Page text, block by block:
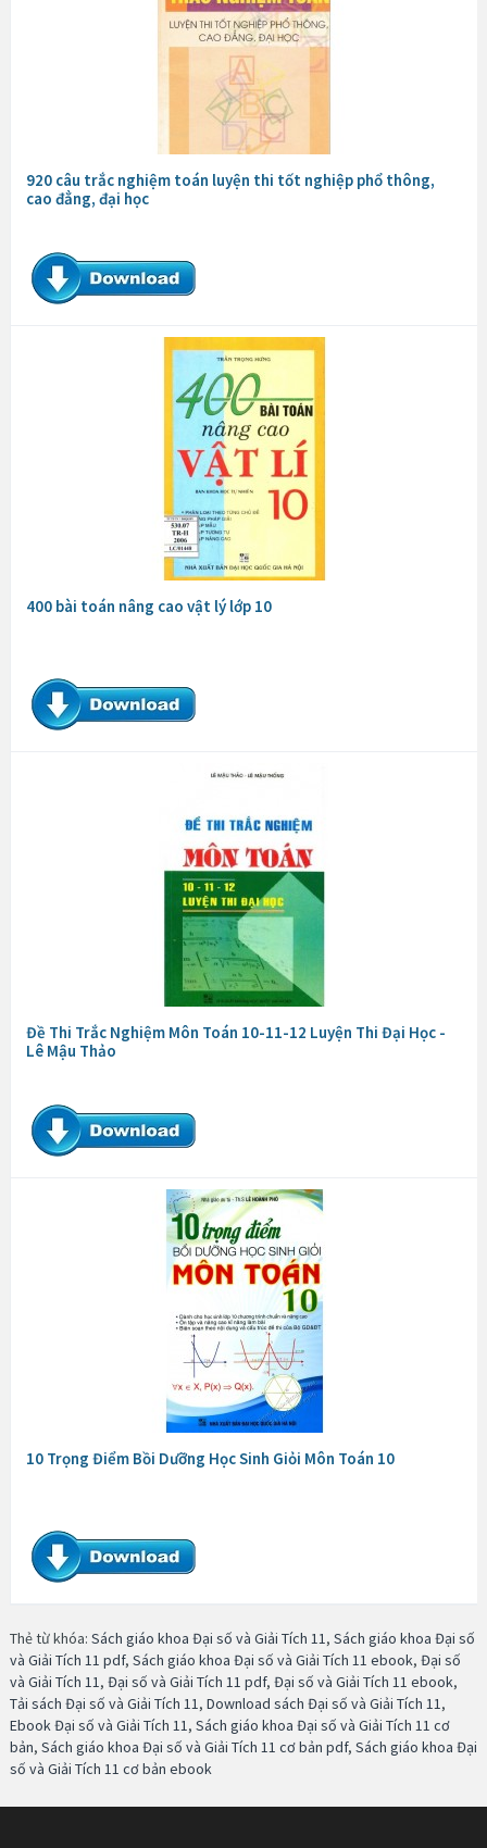
920 câu trắc nghiệm toán luyện thi tốt nghiệp phổ thông,
cao đẳng, đại học
400 bài toán nâng cao vật lý lớp 10
Đề Thi Trắc Nghiệm Môn Toán 10-11-12 Luyện Thi Đại Học -
Lê Mậu Thảo
10 Trọng Điểm Bồi Dưỡng Học Sinh Giỏi Môn Toán 10
Thẻ từ khóa: Sách giáo khoa Đại số và Giải Tích 11, Sách giáo khoa Đại số
và Giải Tích 11 pdf, Sách giáo khoa Đại số và Giải Tích 11 ebook, Đại số
và Giải Tích 11, Đại số và Giải Tích 11 pdf, Đại số và Giải Tích 11 ebook,
Tải sách Đại số và Giải Tích 11, Download sách Đại số và Giải Tích 11,
Ebook Đại số và Giải Tích 11, Sách giáo khoa Đại số và Giải Tích 11 cơ
bản, Sách giáo khoa Đại số và Giải Tích 11 cơ bản pdf, Sách giáo khoa Đại
số và Giải Tích 11 cơ bản ebook